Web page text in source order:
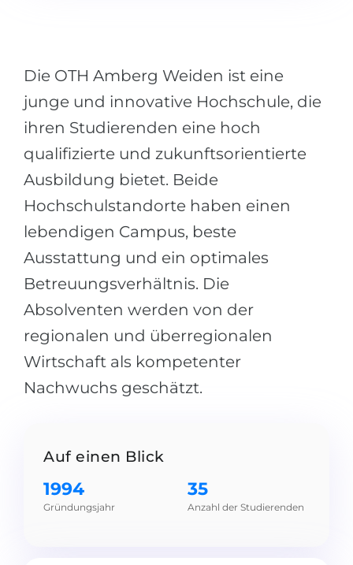
Studienfächer
Beispiel-Stellenangebote
Holland-Test
Interessenkarte-Test
RIASEC-Test
Erfolgzu
100%
Unsere Studierenden werden
Physik
Anderes Fach
BEWERBEN AUS …
Russland
Ukraine
Kasachstan
Aserbaidschan
Armenien
Die OTH Amberg Weiden ist eine
junge und innovative Hochschule, die
ihren Studierenden eine hoch
qualifizierte und zukunftsorientierte
Ausbildung bietet. Beide
Hochschulstandorte haben einen
lebendigen Campus, beste
Ausstattung und ein optimales
Betreuungsverhältnis. Die
Absolventen werden von der
regionalen und überregionalen
Wirtschaft als kompetenter
Nachwuchs geschätzt.
Auf einen Blick
1994
Gründungsjahr
35
Anzahl der Studierenden